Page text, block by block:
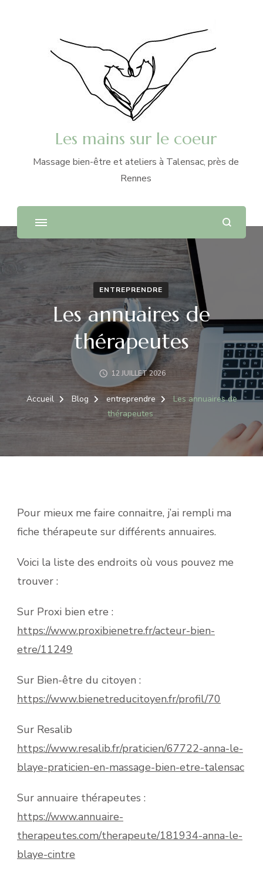
Les mains sur le coeur
Massage bien-être et ateliers à Talensac, près de
Rennes
ENTREPRENDRE
Les annuaires de
thérapeutes
12 JUILLET 2026
Accueil Blog entreprendre
Les annuaires de
thérapeutes
Pour mieux me faire connaitre, j’ai rempli ma
fiche thérapeute sur différents annuaires.
Voici la liste des endroits où vous pouvez me
trouver :
Sur Proxi bien etre :
https://www.proxibienetre.fr/acteur-bien-
etre/11249
Sur Bien-être du citoyen :
https://www.bienetreducitoyen.fr/profil/70
Sur Resalib
https://www.resalib.fr/praticien/67722-anna-le-
blaye-praticien-en-massage-bien-etre-talensac
Sur annuaire thérapeutes :
https://www.annuaire-
therapeutes.com/therapeute/181934-anna-le-
blaye-cintre